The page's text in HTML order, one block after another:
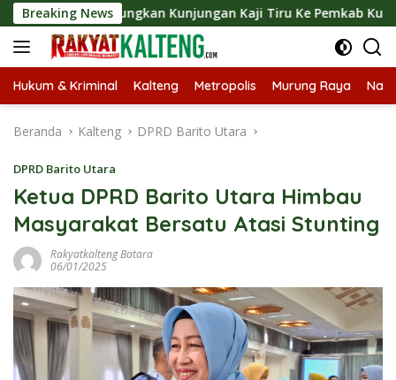
Langsung
ke
konten
Breaking NewsKunjungan Kaji Tiru Ke Pemkab Kulon Progo
Hukum & Kriminal Kalteng Metropolis Murung Raya
Beranda Kalteng DPRD Barito Utara
DPRD Barito Utara
Ketua DPRD Barito Utara Himbau
Masyarakat Bersatu Atasi Stunting
Rakyatkalteng Batara
06/01/2025